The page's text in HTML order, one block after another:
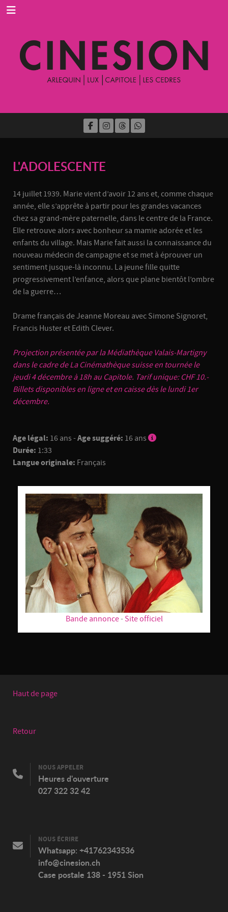
L'ADOLESCENTE
14 juillet 1939. Marie vient d’avoir 12 ans et, comme chaque
année, elle s’apprête à partir pour les grandes vacances
chez sa grand-mère paternelle, dans le centre de la France.
Elle retrouve alors avec bonheur sa mamie adorée et les
enfants du village. Mais Marie fait aussi la connaissance du
nouveau médecin de campagne et se met à éprouver un
sentiment jusque-là inconnu. La jeune fille quitte
progressivement l’enfance, alors que plane bientôt l’ombre
de la guerre…
Drame français de Jeanne Moreau avec Simone Signoret,
Francis Huster et Edith Clever.
Projection présentée par laMédiathèque Valais-Martigny
dans le cadre de La Cinémathèque suisse en tournée le
jeudi 4 décembre à 18h au Capitole. Tarif unique: CHF 10.-
Billets disponibles en ligne et en caisse dès le lundi 1er
décembre.
Age légal: 16 ans -Age suggéré: 16 ans
Durée: 1:33
Langue originale: Français
Bande annonce- Site officiel
Haut de page
Retour
NOUS APPELER
Heures d'ouverture
027 322 32 42
NOUS ÉCRIRE
Whatsapp: +41762343536
info@cinesion.ch
Case postale 138 - 1951 Sion